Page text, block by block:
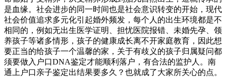
是血缘。社会进步的同一时间也是社会意识转变的开始，现代
社会价值追求多元化引起婚外频发，每个人的出生环境都是不
相同的，例如无出生医学证明、担忧医院报错、未婚先孕、领
养孩子等诸多情形，孩子的健康成长离不开家庭教育，因此想
要正当的给孩子一个温馨的家，关于有歧义的孩子归属疑问都
须要做入户口DNA鉴定才能顺利落户，有合法的监护人。南
通上户口亲子鉴定出结果要多久？也就成了大家所关心的点。